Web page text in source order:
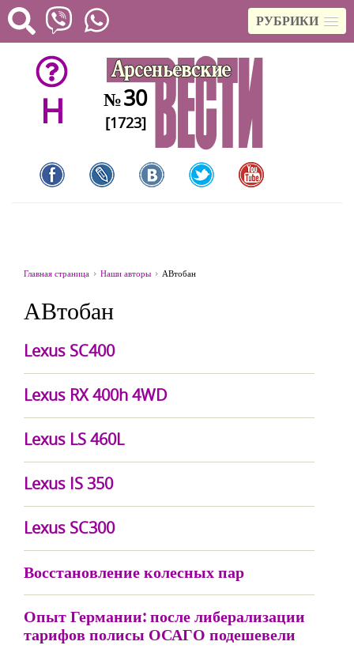
РУБРИКИ
H №30
[1723]
Главная страница Наши авторы АВтобан
АВтобан
Lexus SC400
Lexus RX 400h 4WD
Lexus LS 460L
Lexus IS 350
Lexus SC300
Восстановление колесных пар
Опыт Германии: после либерализации
тарифов полисы ОСАГО подешевели